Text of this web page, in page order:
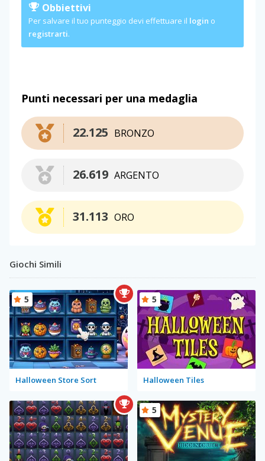
Obbiettivi
Per salvare il tuo punteggio devi effettuare il login o
registrarti.
Punti necessari per una medaglia
BRONZO
22.125
ARGENTO
26.619
ORO
31.113
Giochi Simili
Halloween Store Sort
5
Halloween Tiles
5
5